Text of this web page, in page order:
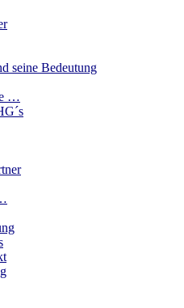
seine Bedeutung
…